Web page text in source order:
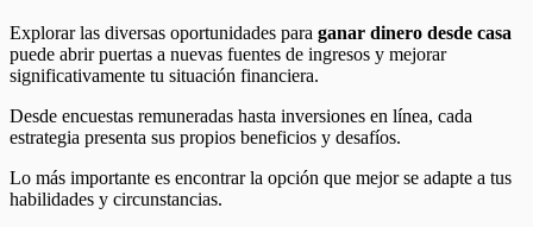
Explorar las diversas oportunidades para ganar dinero desde casa
puede abrir puertas a nuevas fuentes de ingresos y mejorar
significativamente tu situación financiera.
Desde encuestas remuneradas hasta inversiones en línea, cada
estrategia presenta sus propios beneficios y desafíos.
Lo más importante es encontrar la opción que mejor se adapte a tus
habilidades y circunstancias.